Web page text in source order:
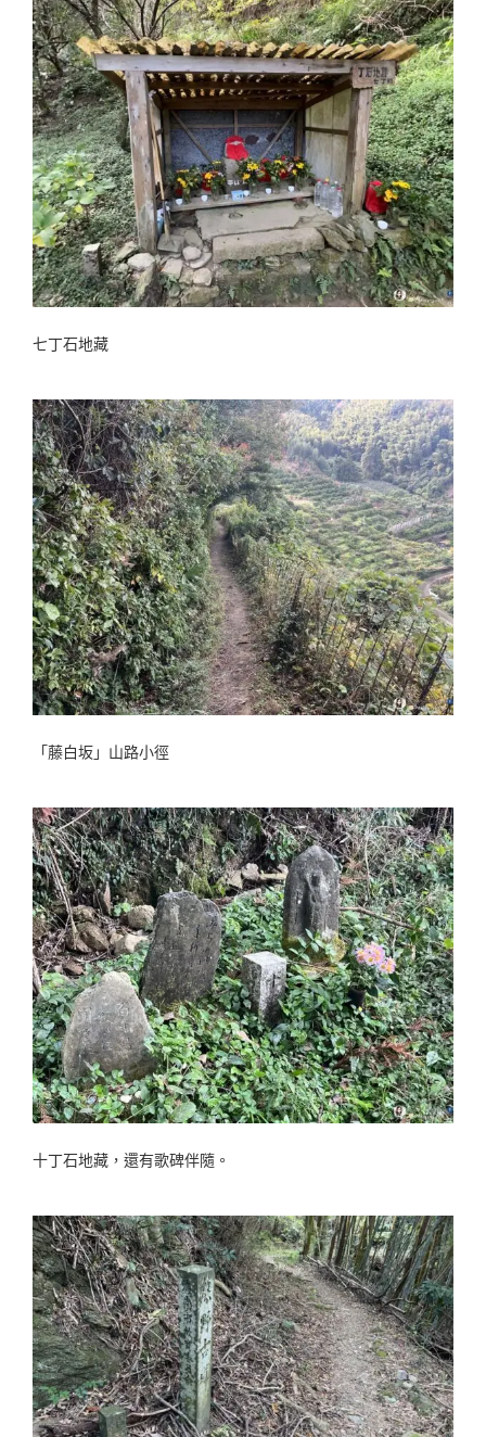
七丁石地藏
「藤白坂」山路小徑
十丁石地藏，還有歌碑伴隨。